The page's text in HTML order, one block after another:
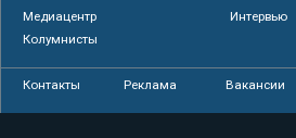
Медиацентр
Интервью
Колумнисты
Контакты Реклама Вакансии